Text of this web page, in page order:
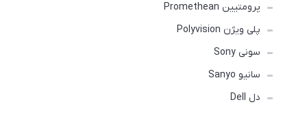
پرومتیین Promethean
پلی ویژن Polyvision
سونی Sony
سانیو Sanyo
دل Dell